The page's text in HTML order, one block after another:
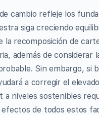
cambio refleje los
siga creciendo
recomposición de
además de considerar
Sin embargo, si
a corregir el
a niveles sostenibles
de todos estos